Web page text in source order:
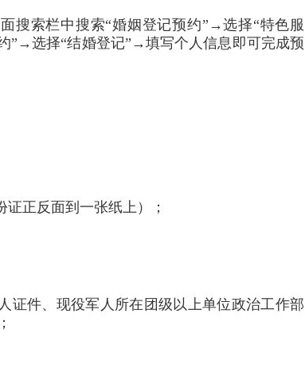
搜索栏中搜索“婚姻登记预约”→选择“特色服
”→选择“结婚登记”→填写个人信息即可完成预
正反面到一张纸上）；
证件、现役军人所在团级以上单位政治工作部